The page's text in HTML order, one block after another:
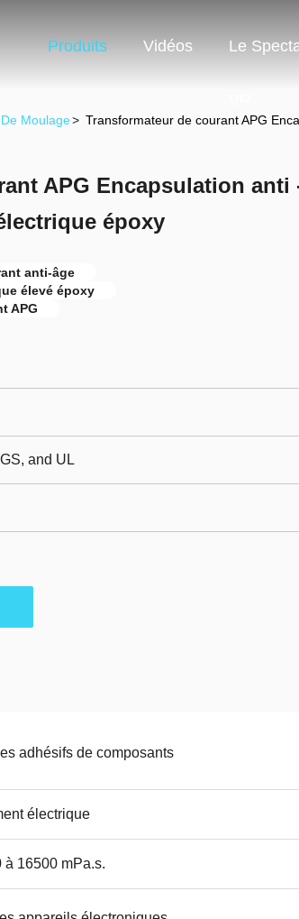
Produits Vidéos Le
Moulage> Transformateur de courant APG
APG Encapsulation anti
époxy
anti-âge
élevé époxy
APG
and UL
adhésifs de composants
électrique
à 16500 mPa.s.